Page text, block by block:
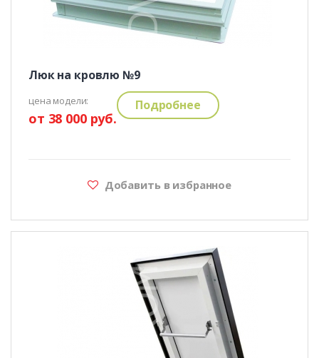
Люк на кровлю №9
цена модели:
от 38 000 руб.
Подробнее
Добавить в избранное